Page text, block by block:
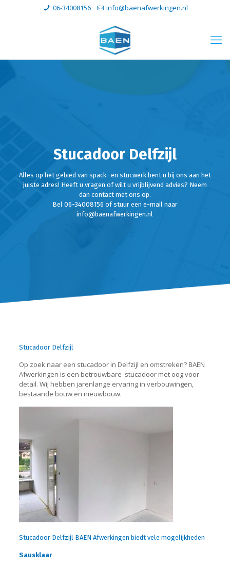
06-34008156 info@baenafwerkingen.nl
Stucadoor Delfzijl
Alles op het gebied van spack- en stucwerk bent u bij ons aan het
juiste adres! Heeft u vragen of wilt u vrijblijvend advies? Neem
dan contact met ons op.
Bel 06-34008156 of stuur een e-mail naar
info@baenafwerkingen.nl
Stucadoor Delfzijl
Op zoek naar een stucadoor in Delfzijl en omstreken? BAEN
Afwerkingen is een betrouwbare stucadoor met oog voor
detail. Wij hebben jarenlange ervaring in verbouwingen,
bestaande bouw en nieuwbouw.
Stucadoor Delfzijl BAEN Afwerkingen biedt vele mogelijkheden
Sausklaar